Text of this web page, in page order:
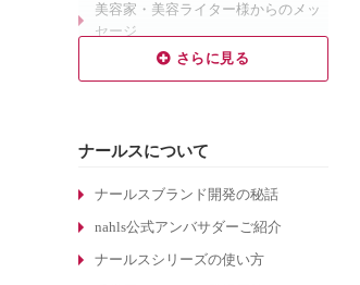
美容家・美容ライター様からのメッ
セージ
乾燥肌対策のエイジングケア
毛穴対策のエイジングケア
くすみ対策のエイジングケア
ターンオーバーについて
酵素洗顔について
ナールスについて
ナールスブランド開発の秘話
nahls公式アンバサダーご紹介
ナールスシリーズの使い方